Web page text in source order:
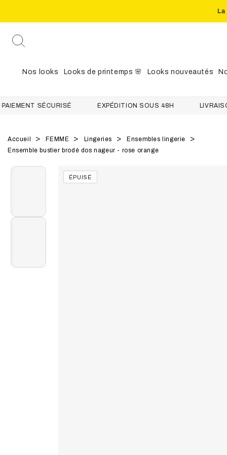
Nos looks Looks de printemps 🌸 Looks nouveautés
SÉCURISÉ EXPÉDITION SOUS 48H LIVRAISON
Accueil FEMME Lingeries
Ensembles lingerie
Ensemble bustier brodé dos nageur - rose orange
IGNORER LES
INFORMATIONS
ÉPUISÉ